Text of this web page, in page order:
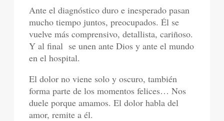
Ante el diagnóstico duro e inesperado pasan
mucho tiempo juntos, preocupados. Él se
vuelve más comprensivo, detallista, cariñoso.
Y al final se unen ante Dios y ante el mundo
en el hospital.
El dolor no viene solo y oscuro, también
forma parte de los momentos felices… Nos
duele porque amamos. El dolor habla del
amor, remite a él.